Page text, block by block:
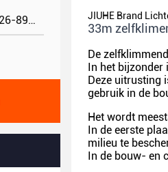
86-187-6526-8972 JIUHE Brand
33m
De
In het bijzonder
Deze uitrusting
gebruik in de
Het wordt
In de eerste
milieu te
In de bouw- en